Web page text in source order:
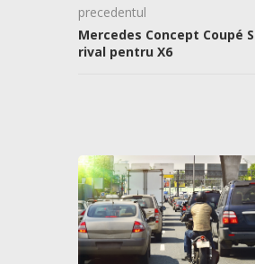
precedentul
Mercedes Concept Coupé
rival pentru X6